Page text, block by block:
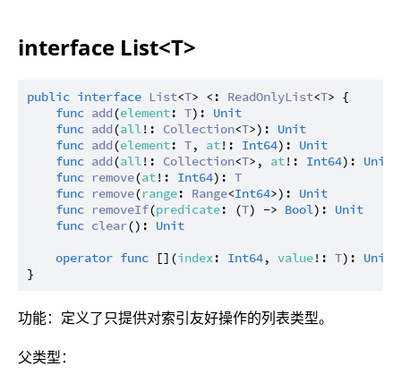
interface List<T>
public interface List<T> <: ReadOnlyList<T> {
func add(element: T): Unit
func add(all!: Collection<T>): Unit
func add(element: T, at!: Int64): Unit
func add(all!: Collection<T>, at!: Int64): Unit
func remove(at!: Int64): T
func remove(range: Range<Int64>): Unit
func removeIf(predicate: (T) -> Bool): Unit
func clear(): Unit
operator func [](index: Int64, value!: T): Unit
功能：定义了只提供对索引友好操作的列表类型。
父类型：